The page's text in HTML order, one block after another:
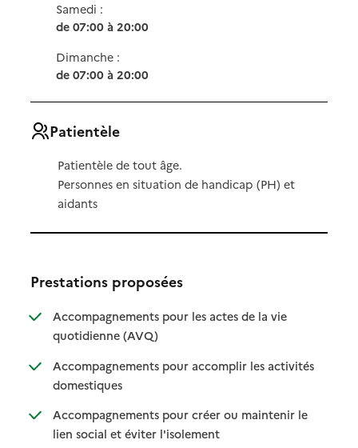
Samedi :
de 07:00 à 20:00
Dimanche :
de 07:00 à 20:00
Patientèle
Patientèle de tout âge.
Personnes en situation de handicap (PH) et
aidants
Prestations proposées
Accompagnements pour les actes de la vie
quotidienne (AVQ): disponible
: non disponible
Accompagnements pour accomplir les activités
domestiques: disponible
: non disponible
Accompagnements pour créer ou maintenir le
lien social et éviter l'isolement: disponible
: non disponible